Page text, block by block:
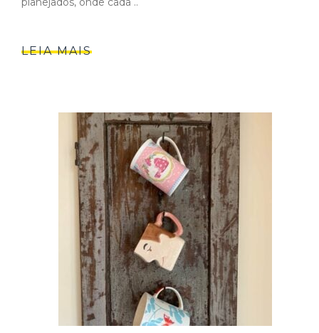
LEIA MAIS